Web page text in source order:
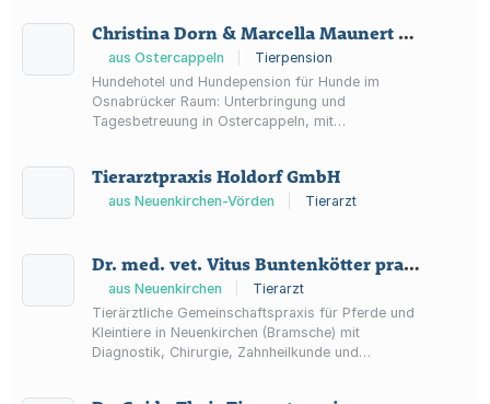
Zwangmittel.
Christina Dorn & Marcella Maunert Hundepension "Hundehotel Venner Aussicht"
aus Ostercappeln
Tierpension
Hundehotel und Hundepension für Hunde im
Osnabrücker Raum: Unterbringung und
Tagesbetreuung in Ostercappeln, mit
Tierarztpraxis Holdorf GmbH
aus Neuenkirchen-Vörden Tierarzt
Dr. med. vet. Vitus Buntenkötter prakt. Tierarzt
aus Neuenkirchen
Tierarzt
Tierärztliche Gemeinschaftspraxis für Pferde und
Kleintiere in Neuenkirchen (Bramsche) mit
Diagnostik, Chirurgie, Zahnheilkunde und